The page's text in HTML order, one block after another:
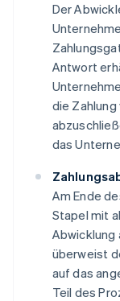
Der
Antwort
die
das
Am Ende
Stapel mit
Abwicklung
überweist
auf das
Teil des